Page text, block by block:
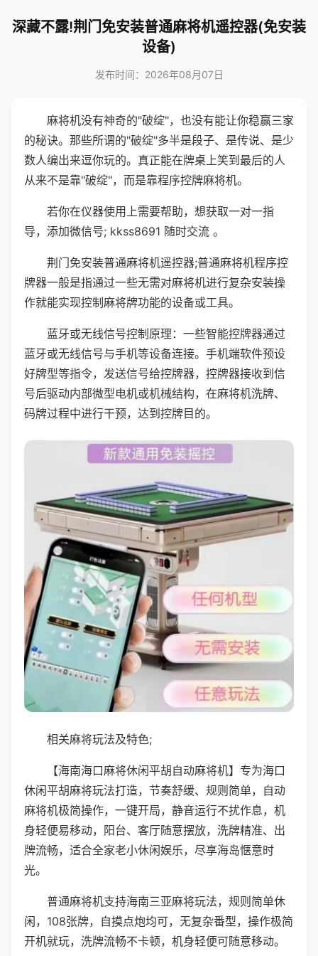
深藏不露!荆门免安装普通麻将机遥控器(免安装
设备)
发布时间：2026年08月07日
麻将机没有神奇的"破绽"，也没有能让你稳赢三家
的秘诀。那些所谓的"破绽"多半是段子、是传说、是少
数人编出来逗你玩的。真正能在牌桌上笑到最后的人
从来不是靠"破绽"，而是靠程序控牌麻将机。
若你在仪器使用上需要帮助，想获取一对一指
导，添加微信号; kkss8691 随时交流 。
荆门免安装普通麻将机遥控器;普通麻将机程序控
牌器一般是指通过一些无需对麻将机进行复杂安装操
作就能实现控制麻将牌功能的设备或工具。
蓝牙或无线信号控制原理：一些智能控牌器通过
蓝牙或无线信号与手机等设备连接。手机端软件预设
好牌型等指令，发送信号给控牌器，控牌器接收到信
号后驱动内部微型电机或机械结构，在麻将机洗牌、
码牌过程中进行干预，达到控牌目的。
相关麻将玩法及特色;
【海南海口麻将休闲平胡自动麻将机】专为海口
休闲平胡麻将玩法打造，节奏舒缓、规则简单，自动
麻将机极简操作，一键开局，静音运行不扰作息，机
身轻便易移动，阳台、客厅随意摆放，洗牌精准、出
牌流畅，适合全家老小休闲娱乐，尽享海岛惬意时
光。
普通麻将机支持海南三亚麻将玩法，规则简单休
闲，108张牌，自摸点炮均可，无复杂番型，操作极简
开机就玩，洗牌流畅不卡顿，机身轻便可随意移动。